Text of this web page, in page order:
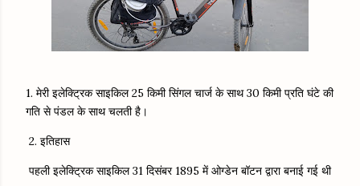
1. मेरी इलेक्ट्रिक साइकिल 25 किमी सिंगल चार्ज के साथ 30 किमी प्रति घंटे की
गति से पंडल के साथ चलती है।
2. इतिहास
पहली इलेक्ट्रिक साइकिल 31 दिसंबर 1895 में ओग्डेन बॉटन द्वारा बनाई गई थी